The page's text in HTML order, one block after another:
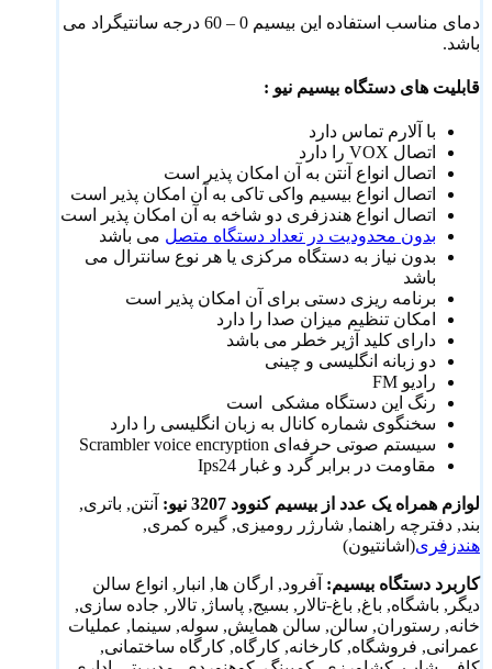
دمای مناسب استفاده این بیسیم 0 – 60 درجه سانتیگراد می
باشد.
قابلیت های دستگاه بیسیم نیو :
با آلارم تماس دارد
اتصال VOX را دارد
اتصال انواع آنتن به آن امکان پذیر است
اتصال انواع بیسیم واکی تاکی به آن امکان پذیر است
اتصال انواع هندزفری دو شاخه به آن امکان پذیر است
بدون محدودیت در تعداد دستگاه متصل می باشد
بدون نیاز به دستگاه مرکزی یا هر نوع سانترال می
باشد
برنامه ریزی دستی برای آن امکان پذیر است
امکان تنظیم میزان صدا را دارد
دارای کلید آژیر خطر می باشد
دو زبانه انگلیسی و چینی
رادیو FM
رنگ این دستگاه مشکی است
سخنگوی شماره کانال به زبان انگلیسی را دارد
سیستم صوتی حرفه‌ای Scrambler voice encryption
مقاومت در برابر گرد و غبار Ips24
لوازم همراه یک عدد از بیسیم کنوود 3207 نیو:
آنتن, باتری,
بند, دفترچه راهنما, شارژر رومیزی, گیره کمری,
هندزفری(اشانتیون)
کاربرد دستگاه بیسیم: آفرود, ارگان ها, انبار, انواع سالن
دیگر, باشگاه, باغ, باغ-تالار, بسیج, پاساژ, تالار, جاده سازی,
خانه, رستوران, سالن, سالن همایش, سوله, سینما, عملیات
عمرانی, فروشگاه, کارخانه, کارگاه, کارگاه ساختمانی,